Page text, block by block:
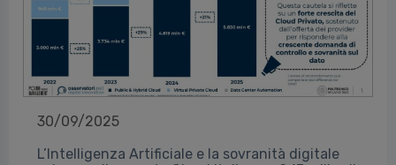
30/09/2025
L’Intelligenza Artificiale e la sovranità digitale